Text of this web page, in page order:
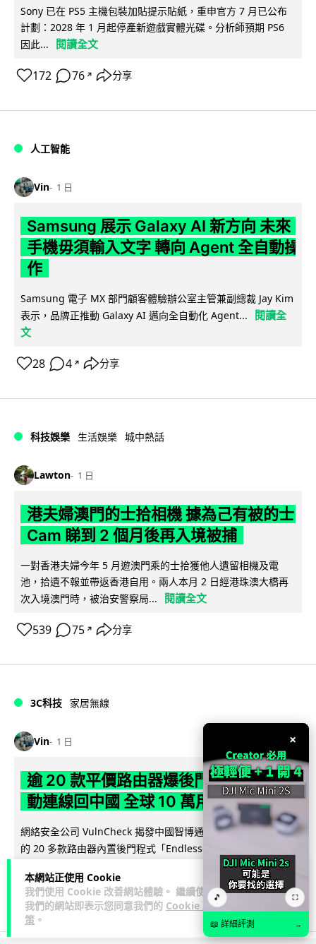
本網站正使用 Cookie
我們使用 Cookie 改善網站體驗。 繼續使用
我們的網站即表示您同意我們的 Cookie 政
策 。
Sony 已在 PS5 主機包裝加貼提示貼紙，重申官方 7 月已公布
計劃：2028 年 1 月起停產新遊戲實體光碟。分析師預期 PS6
因此...
閱讀全文
172 76 ↗ 分享
人工智能
Vin 1 日
Samsung 展示 Galaxy AI 新方向 未來
手機毋須輸入文字 轉向 Agent 全自動操
作
Samsung 電子 MX 部門顧客體驗辦公室主管兼副總裁 Jay Kim
表示，品牌正推動 Galaxy AI 邁向全自動化 Agent...
閱讀全
文
28 4 ↗ 分享
科技娛樂 生活娛樂 城中熱話
Lawton 1 日
港夫婦澳門的士拾相機 據為己有被的士
Cam 睇到 2 個月後再入境被捕
一對香港夫婦今年 5 月遊澳門乘的士拾獲他人遺留相機及電
池，拾遺不報並帶返香港自用。兩人本月 2 日經港珠澳大橋再
次入境澳門時，被治安警察局...
閱讀全文
539 75 ↗ 分享
3C科技 家居無線
Vin 1 日
逾 20 款平價路由器爆後門 每 35 秒自
動連線回中國 全球 10 萬用家私隱堪憂
網絡安全公司 VulnCheck 揭發中國智博通電子（Zbtlink）生產
的 20 多款路由器內置後門程式「Endlessdoors」（無盡...
969 221 ↗ 分享
×
🎵 ⛶
📖 詳細評測 →